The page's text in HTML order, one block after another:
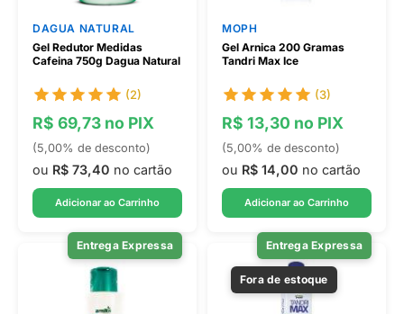
DAGUA NATURAL
Gel Redutor Medidas
Cafeina 750g Dagua Natural
(2)
R$ 69,73 no PIX
(5,00% de desconto)
ou R$ 73,40 no cartão
Adicionar ao Carrinho
MOPH
Gel Arnica 200 Gramas
Tandri Max Ice
(3)
R$ 13,30 no PIX
(5,00% de desconto)
ou R$ 14,00 no cartão
Adicionar ao Carrinho
Entrega Expressa Entrega Expressa
Fora de estoque